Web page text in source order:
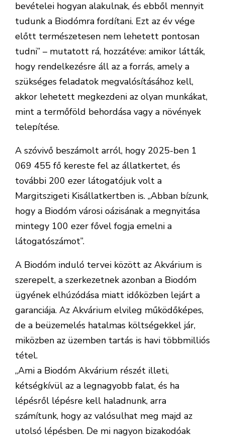
bevételei hogyan alakulnak, és ebből mennyit
tudunk a Biodómra fordítani. Ezt az év vége
előtt természetesen nem lehetett pontosan
tudni” – mutatott rá, hozzátéve: amikor látták,
hogy rendelkezésre áll az a forrás, amely a
szükséges feladatok megvalósításához kell,
akkor lehetett megkezdeni az olyan munkákat,
mint a termőföld behordása vagy a növények
telepítése.
A szóvivő beszámolt arról, hogy 2025-ben 1
069 455 fő kereste fel az állatkertet, és
további 200 ezer látogatójuk volt a
Margitszigeti Kisállatkertben is. „Abban bízunk,
hogy a Biodóm városi oázisának a megnyitása
mintegy 100 ezer fővel fogja emelni a
látogatószámot”.
A Biodóm induló tervei között az Akvárium is
szerepelt, a szerkezetnek azonban a Biodóm
ügyének elhúzódása miatt időközben lejárt a
garanciája. Az Akvárium elvileg működőképes,
de a beüzemelés hatalmas költségekkel jár,
miközben az üzemben tartás is havi többmilliós
tétel.
„Ami a Biodóm Akvárium részét illeti,
kétségkívül az a legnagyobb falat, és ha
lépésről lépésre kell haladnunk, arra
számítunk, hogy az valósulhat meg majd az
utolsó lépésben. De mi nagyon bizakodóak